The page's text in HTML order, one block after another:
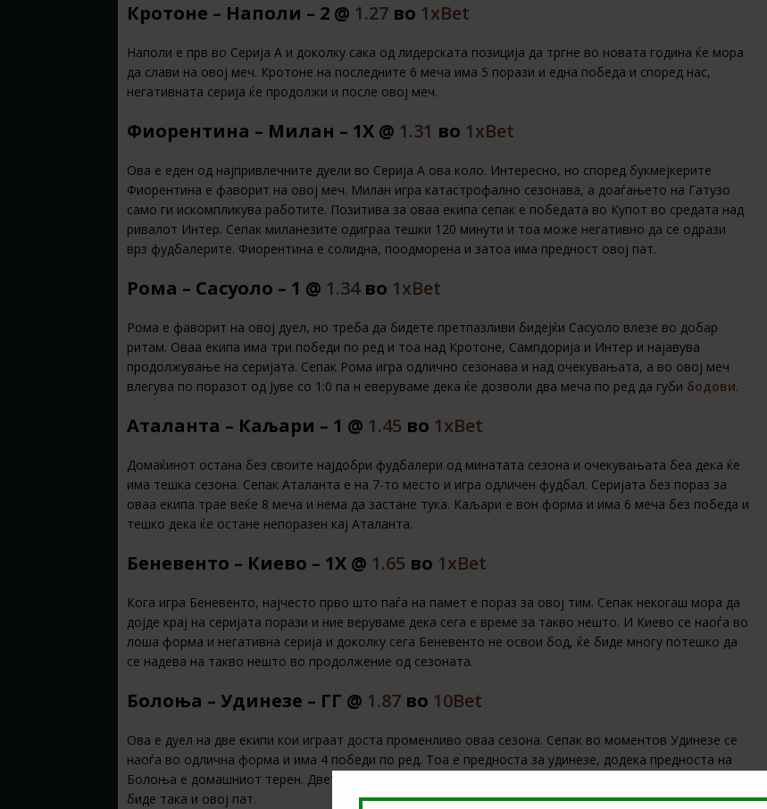
Кротоне – Наполи – 2 @ 1.27 во 1xBet
Наполи е прв во Серија А и доколку сака од лидерската позиција да тргне во новата година ќе мора
да слави на овој меч. Кротоне на последните 6 меча има 5 порази и една победа и според нас,
негативната серија ќе продолжи и после овој меч.
Фиорентина – Милан – 1Х @ 1.31 во 1xBet
Ова е еден од најпривлечните дуели во Серија А ова коло. Интересно, но според букмејкерите
Фиорентина е фаворит на овој меч. Милан игра катастрофално сезонава, а доаѓањето на Гатузо
само ги искомпликува работите. Позитива за оваа екипа сепак е победата во Купот во средата над
ривалот Интер. Сепак миланезите одиграа тешки 120 минути и тоа може негативно да се одрази
врз фудбалерите. Фиорентина е солидна, поодморена и затоа има предност овој пат.
Рома – Сасуоло – 1 @ 1.34во 1xBet
Рома е фаворит на овој дуел, но треба да бидете претпазливи бидејќи Сасуоло влезе во добар
ритам. Оваа екипа има три победи по ред и тоа над Кротоне, Сампдорија и Интер и најавува
продолжување на серијата. Сепак Рома игра одлично сезонава и над очекувањата, а во овој меч
влегува по поразот од Јуве со 1:0 па н еверуваме дека ќе дозволи два меча по ред да губи бодови.
Аталанта – Каљари – 1 @ 1.45 во 1xBet
Домаќинот остана без своите најдобри фудбалери од минатата сезона и очекувањата беа дека ќе
има тешка сезона. Сепак Аталанта е на 7-то место и игра одличен фудбал. Серијата без пораз за
оваа екипа трае веќе 8 меча и нема да застане тука. Каљари е вон форма и има 6 меча без победа и
тешко дека ќе остане непоразен кај Аталанта.
Беневенто – Киево – 1Х @ 1.65 во 1xBet
Кога игра Беневенто, најчесто прво што паѓа на памет е пораз за овој тим. Сепак некогаш мора да
дојде крај на серијата порази и ние веруваме дека сега е време за такво нешто. И Киево се наоѓа во
лоша форма и негативна серија и доколку сега Беневенто не освои бод, ќе биде многу потешко да
се надева на такво нешто во продолжение од сезоната.
Болоња – Удинезе – ГГ @ 1.87 во 10Bet
Ова е дуел на две екипи кои играат доста променливо оваа сезона. Сепак во моментов Удинезе се
наоѓа во одлична форма и има 4 победи по ред. Тоа е предноста за удинезе, додека предноста на
Болоња е домашниот терен. Двете екипи играат доста ефикасно сезонава и нема причина да не
биде така и овој пат.